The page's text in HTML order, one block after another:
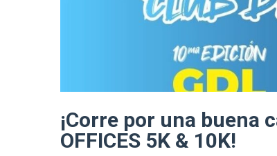
¡Corre por una buena
OFFICES 5K & 10K!